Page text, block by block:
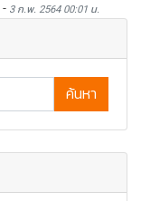
- 3 ก.พ. 2564 00:01 น.
ค้นหา